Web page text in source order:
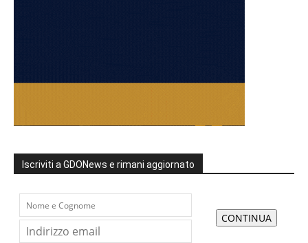
Iscriviti a GDONews e rimani aggiornato